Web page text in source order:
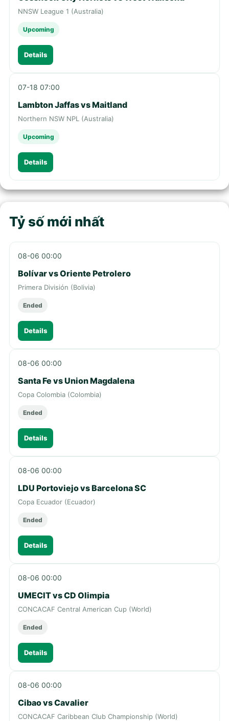
NNSW League 1 (Australia)
Upcoming
Details
07-18 07:00
Lambton Jaffas vs Maitland
Northern NSW NPL (Australia)
Upcoming
Details
Tỷ số mới nhất
08-06 00:00
Bolívar vs Oriente Petrolero
Primera División (Bolivia)
Ended
Details
08-06 00:00
Santa Fe vs Union Magdalena
Copa Colombia (Colombia)
Ended
Details
08-06 00:00
LDU Portoviejo vs Barcelona SC
Copa Ecuador (Ecuador)
Ended
Details
08-06 00:00
UMECIT vs CD Olimpia
CONCACAF Central American Cup (World)
Ended
Details
08-06 00:00
Cibao vs Cavalier
CONCACAF Caribbean Club Championship (World)